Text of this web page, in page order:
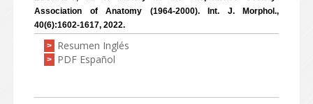
Association of Anatomy (1964-2000). Int. J. Morphol.,
40(6):1602-1617, 2022.
> Resumen Inglés
> PDF Español